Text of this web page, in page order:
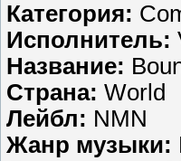
Категория:
Исполнитель:
Название:
Страна: World
Лейбл: NMN
Жанр музыки: